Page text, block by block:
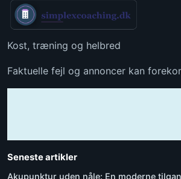
Kost, træning og helbred
Faktuelle fejl og annoncer kan
Seneste artikler
Akupunktur uden nåle: En moderne